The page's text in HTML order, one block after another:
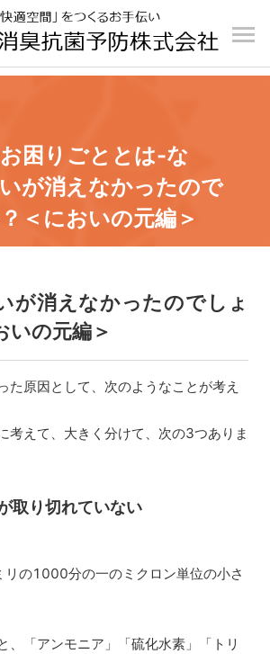
困りごととは-な
が消えなかったので
＜においの元編＞
が消えなかったのでしょ
いの元編＞
た原因として、次のようなことが考え
考えて、大きく分けて、次の3つありま
取り切れていない
リの1000分の一のミクロン単位の小さ
、「アンモニア」「硫化水素」「トリ